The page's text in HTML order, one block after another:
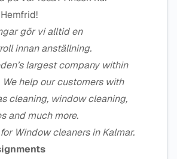
gör vi alltid en
innan anställning.
largest company within
help our customers with
cleaning, window cleaning,
and much more.
Window cleaners in Kalmar.